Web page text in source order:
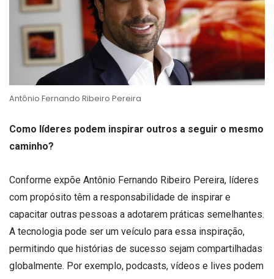
Antônio Fernando Ribeiro Pereira
Como líderes podem inspirar outros a seguir o mesmo
caminho?
Conforme expõe Antônio Fernando Ribeiro Pereira, líderes
com propósito têm a responsabilidade de inspirar e
capacitar outras pessoas a adotarem práticas semelhantes.
A tecnologia pode ser um veículo para essa inspiração,
permitindo que histórias de sucesso sejam compartilhadas
globalmente. Por exemplo, podcasts, vídeos e lives podem